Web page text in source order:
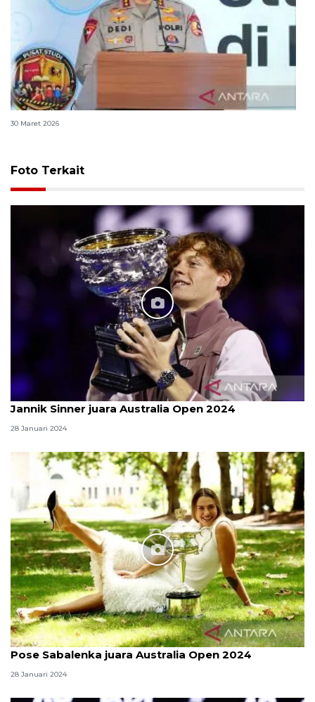
Polri bangun Laboratorium Sosial Sains Kepolisian
30 Maret 2026
Foto Terkait
Jannik Sinner juara Australia Open 2024
28 Januari 2024
Pose Sabalenka juara Australia Open 2024
28 Januari 2024